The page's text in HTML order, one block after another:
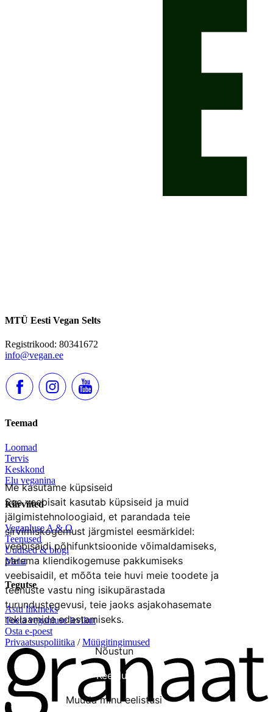
Me kasutame küpsiseid
See veebisait kasutab küpsiseid ja muid
jälgimistehnoloogiaid, et parandada teie
sirvimiskogemust järgmistel eesmärkidel:
veebisaidi põhifunktsioonide võimaldamiseks,
parema kliendikogemuse pakkumiseks
veebisaidil, et mõõta teie huvi meie toodete ja
teenuste vastu ning isikupärastada
turundustegevusi, teie jaoks asjakohasemate
reklaamide edastamiseks.
Nõustun
Keeldun
Muuda minu eelistusi
MTÜ Eesti Vegan Selts
Registrikood: 80341672
info@vegan.ee
Teemad
Loomad
Tervis
Keskkond
Elu veganina
Kiirviited
Veganluse A & O
Teenused
Uudised & blogi
Meist
Tegutse
Astu liikmeks
Toeta veganluse levikut
Osta e-poest
Privaatsuspoliitika /Müügitingimused